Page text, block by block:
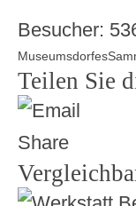
Besucher:
Museumsdorfes
Teilen Sie